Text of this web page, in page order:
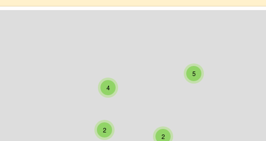
4
2
5
2